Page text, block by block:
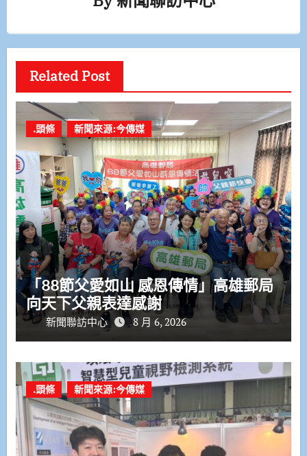
Related Post
.頭條 新聞來源:今傳媒
「88節父愛如山 感恩傳情」高雄郵局
向天下父親表達感謝
新聞聯訪中心 8 月 6, 2026
.頭條 新聞來源:今傳媒